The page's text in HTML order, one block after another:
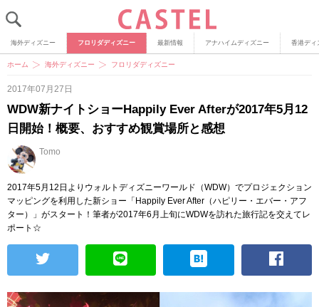
海外ディズニー フロリダディズニー 最新情報 アナハイムディズニー 香港ディ
ホーム 海外ディズニー フロリダディズニー
2017年07月27日
WDW新ナイトショーHappily Ever Afterが2017年5月12
日開始！概要、おすすめ観賞場所と感想
Tomo
2017年5月12日よりウォルトディズニーワールド（WDW）でプロジェクション
マッピングを利用した新ショー「Happily Ever After（ハピリー・エバー・アフ
ター）」がスタート！筆者が2017年6月上旬にWDWを訪れた旅行記を交えてレ
ポート☆